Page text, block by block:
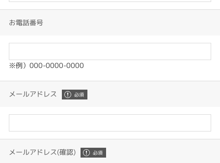
お電話番号
※例）000-0000-0000
メールアドレス
メールアドレス(確認)